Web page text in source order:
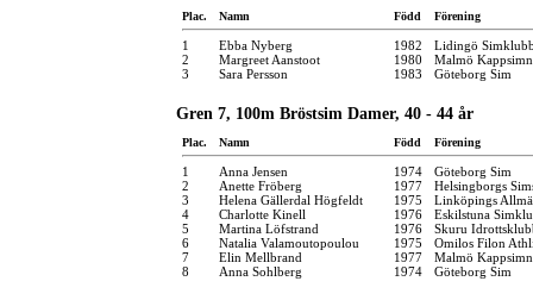
Plac. Namn Född Förening
1 Ebba Nyberg 1982
Lidingö
2
Margreet Aanstoot 1980
Malmö
3
Sara Persson 1983 Göteborg Sim
Gren 7, 100m Bröstsim Damer, 40 - 44 år
Plac. Namn Född Förening
1 Anna Jensen 1974
Göteborg Sim
2
Anette Fröberg 1977
Helsingborgs
3
Helena Gällerdal Högfeldt 1975
Linköpings
4
Charlotte Kinell 1976
Eskilstuna
5
Martina Löfstrand 1976
Skuru
6
Natalia Valamoutopoulou 1975
Omilos Filon
7
Elin Mellbrand 1977
Malmö
8
Anna Sohlberg 1974 Göteborg Sim